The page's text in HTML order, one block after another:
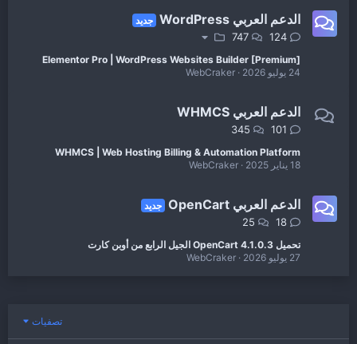
الدعم العربي WordPress جديد
124
747
Elementor Pro | WordPress Websites Builder [Premium]
24 يوليو 2026
WebCraker
الدعم العربي WHMCS
101
345
WHMCS | Web Hosting Billing & Automation Platform
18 يناير 2025
WebCraker
الدعم العربي OpenCart جديد
18
25
تحميل OpenCart 4.1.0.3 الجيل الرابع من أوبن كارت
27 يوليو 2026
WebCraker
تصفيات